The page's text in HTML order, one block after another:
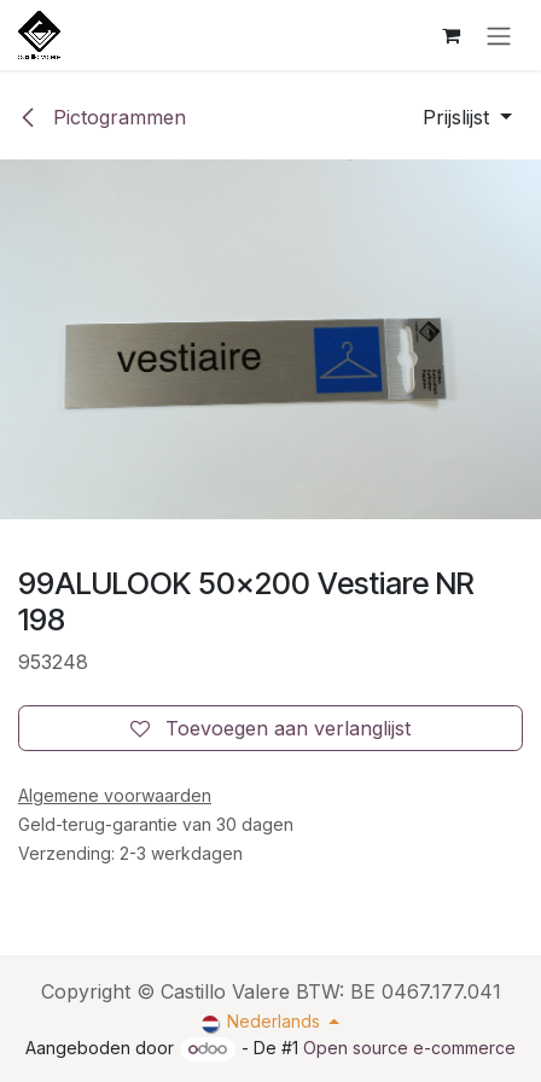
Overslaan naar inhoud
Pictogrammen Prijslijst
99ALULOOK 50x200 Vestiare NR
198
953248
Toevoegen aan verlanglijst
Algemene voorwaarden
Geld-terug-garantie van 30 dagen
Verzending: 2-3 werkdagen
Copyright © Castillo Valere BTW: BE 0467.177.041
Nederlands
Aangeboden door
- De #1Open source e-commerce